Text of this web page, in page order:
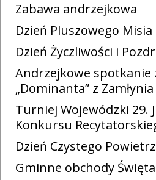
Zabawa andrzejkowa
Dzień Pluszowego Misia
Dzień Życzliwości i
Andrzejkowe spotkanie
„Dominanta” z Zamłynia
Turniej Wojewódzki 29.
Konkursu
Dzień Czystego
Gminne obchody